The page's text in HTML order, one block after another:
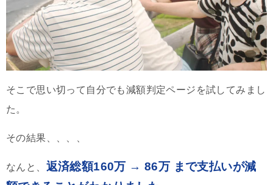
そこで思い切って自分でも減額判定ページを試してみまし
た。
その結果、、、、
なんと、 返済総額160万 → 86万 まで支払いが減